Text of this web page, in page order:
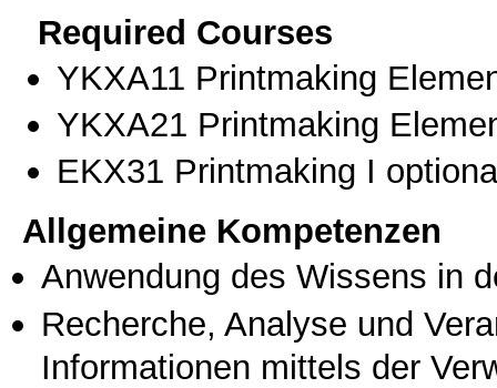
Required Courses
ΥΚΧΑ11 Printmaking
ΥΚΧΑ21 Printmaking
ΕΚΧ31 Printmaking I
Allgemeine Kompetenzen
Anwendung des Wissens in
Recherche, Analyse und
Informationen mittels der